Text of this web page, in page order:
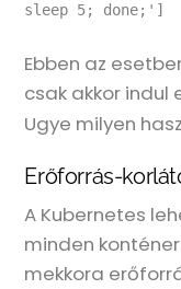
sleep 5; done;']
Ebben az
csak akkor indul
Ugye milyen
Erőforrás-
A Kubernetes
minden
mekkora